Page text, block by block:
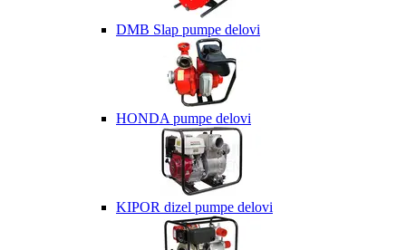
DMB Slap pumpe delovi
HONDA pumpe delovi
KIPOR dizel pumpe delovi